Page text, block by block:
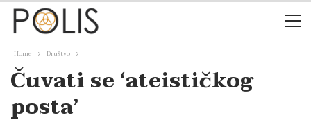
Home Društvo
Čuvati se ‘ateističkog
posta’